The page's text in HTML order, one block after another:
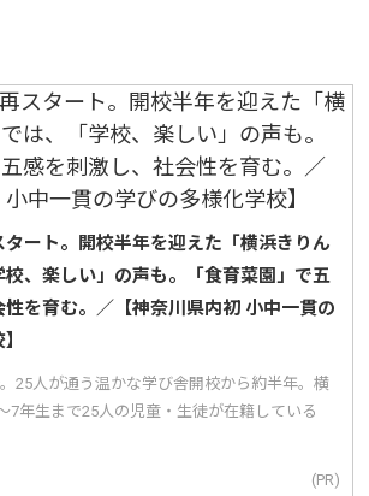
ート。開校半年を迎えた「横浜きりん
校、楽しい」の声も。「食育菜園」で五
を育む。／【神奈川県内初 小中一貫の
25人が通う温かな学び舎開校から約半年。横
7年生まで25人の児童・生徒が在籍している
(PR)